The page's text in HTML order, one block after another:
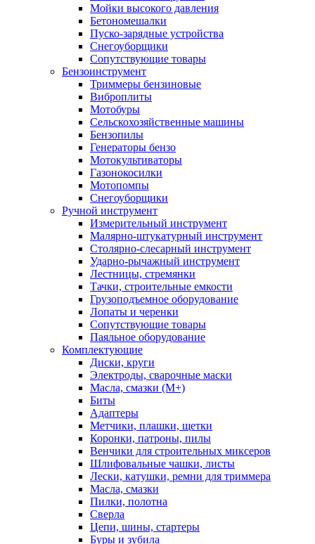
Мойки высокого давления
Бетономешалки
Пуско-зарядные устройства
Снегоуборщики
Сопутствующие товары
Бензоинструмент
Триммеры бензиновые
Виброплиты
Мотобуры
Сельскохозяйственные машины
Бензопилы
Генераторы бензо
Мотокультиваторы
Газонокосилки
Мотопомпы
Снегоуборщики
Ручной инструмент
Измерительный инструмент
Малярно-штукатурный инструмент
Столярно-слесарный инструмент
Ударно-рычажный инструмент
Лестницы, стремянки
Тачки, строительные емкости
Грузоподъемное оборудование
Лопаты и черенки
Сопутствующие товары
Паяльное оборудование
Комплектующие
Диски, круги
Электроды, сварочные маски
Масла, смазки (М+)
Биты
Адаптеры
Метчики, плашки, щетки
Коронки, патроны, пилы
Венчики для строительных миксеров
Шлифовальные чашки, листы
Лески, катушки, ремни для триммера
Масла, смазки
Пилки, полотна
Сверла
Цепи, шины, стартеры
Буры и зубила